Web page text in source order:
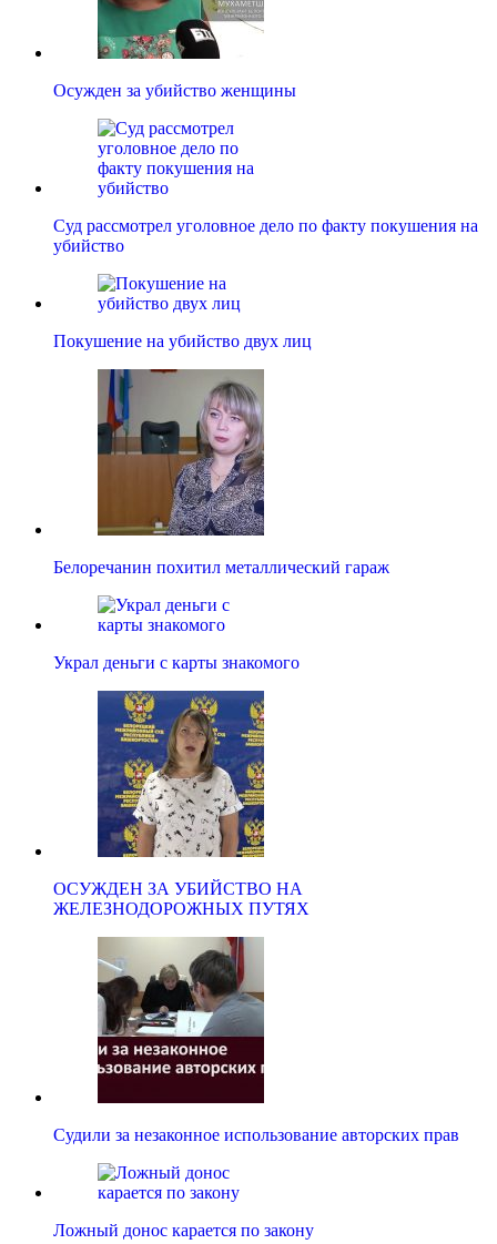
Осужден за убийство женщины
Суд рассмотрел уголовное дело по факту покушения на
убийство
Покушение на убийство двух лиц
Белоречанин похитил металлический гараж
Украл деньги с карты знакомого
ОСУЖДЕН ЗА УБИЙСТВО НА
ЖЕЛЕЗНОДОРОЖНЫХ ПУТЯХ
Судили за незаконное использование авторских прав
Ложный донос карается по закону